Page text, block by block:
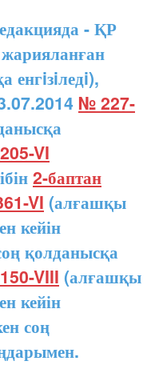
- ҚР
енгiзiледi),
№ 227-
VI
2-баптан
VI (алғашқы
кейін
қолданысқа
VIII (алғашқы
кейін
соң